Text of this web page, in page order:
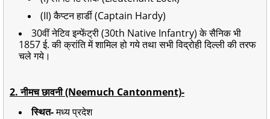
(II) कैप्टन हार्डी (Captain Hardy)
30वीं नेटिव इन्फेंट्री (30th Native Infantry) के सैनिक भी
1857 ई. की क्रांति में शामिल हो गये तथा सभी विद्रोही दिल्ली की तरफ
चले गये।
2. नीमच छावनी (Neemuch Cantonment)-
स्थित-मध्य प्रदेश